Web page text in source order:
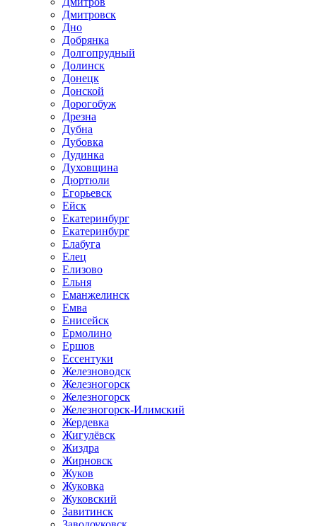
Дмитровск
Дно
Добрянка
Долгопрудный
Долинск
Донецк
Донской
Дорогобуж
Дрезна
Дубна
Дубовка
Дудинка
Духовщина
Дюртюли
Егорьевск
Ейск
Екатеринбург
Екатеринбург
Елабуга
Елец
Елизово
Ельня
Еманжелинск
Емва
Енисейск
Ермолино
Ершов
Ессентуки
Железноводск
Железногорск
Железногорск
Железногорск-Илимский
Жердевка
Жигулёвск
Жиздра
Жирновск
Жуков
Жуковка
Жуковский
Завитинск